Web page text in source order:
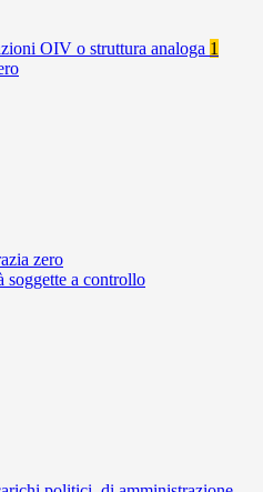
OIV o struttura analoga 1
zero
soggette a controllo